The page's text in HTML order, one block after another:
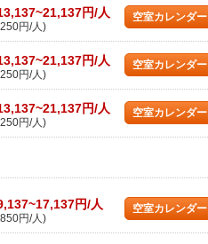
円/人
円/人)
空室カレンダー
円/人
円/人)
空室カレンダー
円/人
円/人)
空室カレンダー
円/人
円/人)
空室カレンダー